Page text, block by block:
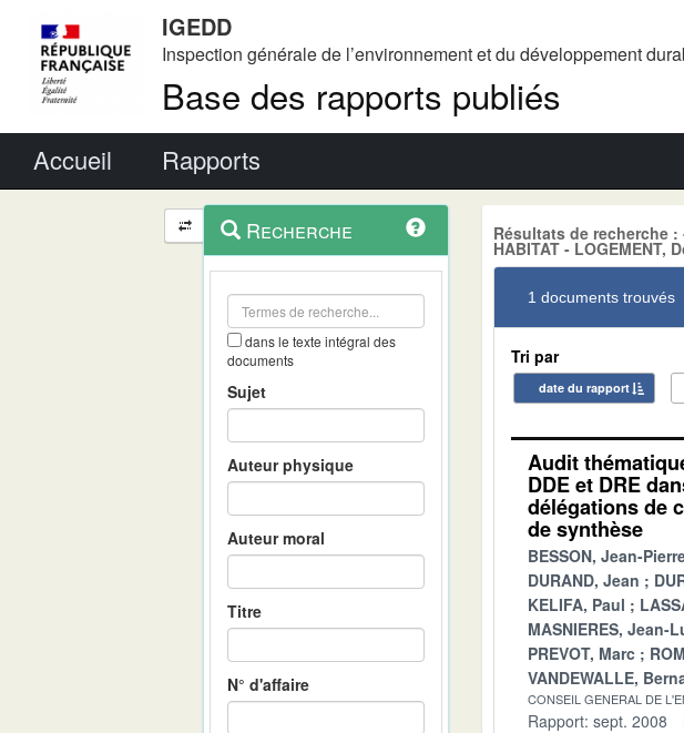
IGEDD
Inspection générale de l’environnement et du développement
Base des rapports publiés
Accueil Rapports
Navigation
et
outils
contextuel
Recherche
dans le texte intégral des
documents
Sujet
Auteur physique
Auteur moral
Titre
N° d'affaire
Résultats de recherche
HABITAT - LOGEMENT,
1 documents trouvés
Tri par
date du rapport
Audit
DDE et DRE
délégations de
de synthèse
BESSON, Jean-
DURAND, Jean
KELIFA, Paul
MASNIERES, Jean-
PREVOT, Marc
VANDEWALLE,
CONSEIL GENERAL DE
Rapport: sept. 2008